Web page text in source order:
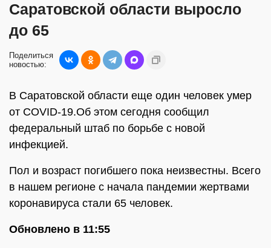
Саратовской области выросло
до 65
Поделиться
новостью:
В Саратовской области еще один человек умер
от COVID-19.Об этом сегодня сообщил
федеральный штаб по борьбе с новой
инфекцией.
Пол и возраст погибшего пока неизвестны. Всего
в нашем регионе с начала пандемии жертвами
коронавируса стали 65 человек.
Обновлено в 11:55